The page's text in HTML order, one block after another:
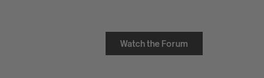
Watch the Forum